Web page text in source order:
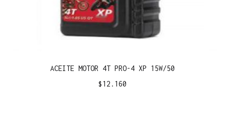
ACEITE MOTOR 4T PRO-4 XP 15W/50
$12.160